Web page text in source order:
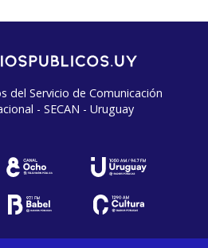
del Servicio de Comunicación
- SECAN - Uruguay